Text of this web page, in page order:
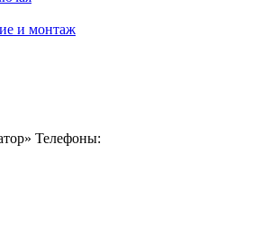
и монтаж
Телефоны: